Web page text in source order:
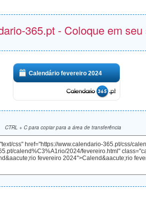
365.pt - Coloque em
Calendário fevereiro 2024
CTRL + C para copiar para a área de transferência